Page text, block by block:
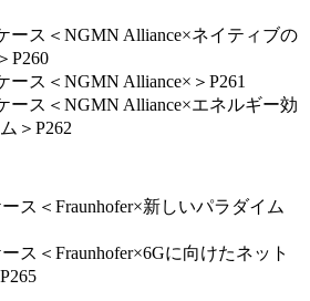
ース＜NGMN Alliance×ネイティブの
P260
ース＜NGMN Alliance×＞P261
ース＜NGMN Alliance×エネルギー効
＞P262
ス＜Fraunhofer×新しいパラダイム
ス＜Fraunhofer×6Gに向けたネット